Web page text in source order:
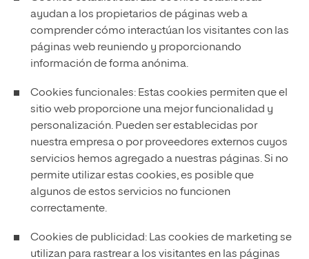
ayudan a los propietarios de páginas web a
comprender cómo interactúan los visitantes con las
páginas web reuniendo y proporcionando
información de forma anónima.
Cookies funcionales: Estas cookies permiten que el
sitio web proporcione una mejor funcionalidad y
personalización. Pueden ser establecidas por
nuestra empresa o por proveedores externos cuyos
servicios hemos agregado a nuestras páginas. Si no
permite utilizar estas cookies, es posible que
algunos de estos servicios no funcionen
correctamente.
Cookies de publicidad: Las cookies de marketing se
utilizan para rastrear a los visitantes en las páginas